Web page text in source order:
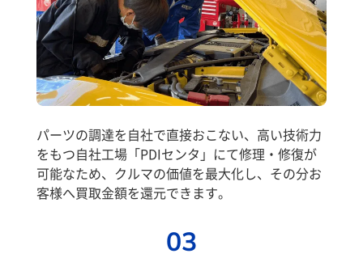
パーツの調達を自社で直接おこない、高い技術力
をもつ自社工場「PDIセンタ」にて修理・修復が
可能なため、クルマの価値を最大化し、その分お
客様へ買取金額を還元できます。
03